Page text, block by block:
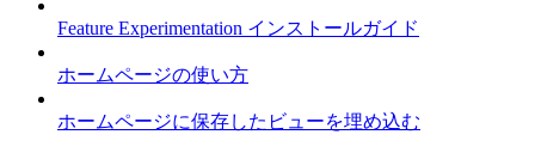
Feature Experimentation インストールガイド
ホームページの使い方
ホームページに保存したビューを埋め込む